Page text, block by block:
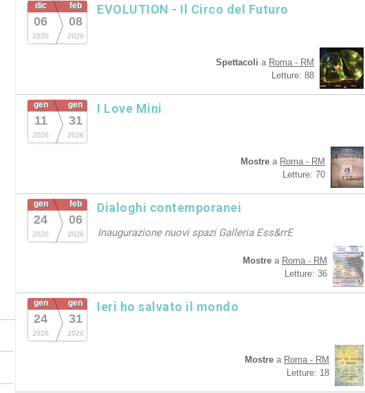
dic
06
2025
feb
08
2026
EVOLUTION - Il Circo del Futuro
Spettacoli a Roma - RM
Letture: 88
gen
11
2026
gen
31
2026
I Love Mini
Mostre a Roma - RM
Letture: 70
gen
24
2026
feb
06
2026
Dialoghi contemporanei
Inaugurazione nuovi spazi Galleria Ess&rrE
Mostre a Roma - RM
Letture: 36
gen
24
2026
gen
31
2026
Ieri ho salvato il mondo
Mostre a Roma - RM
Letture: 18